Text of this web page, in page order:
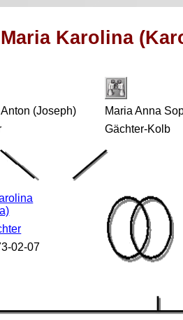
Karolina
(Joseph)
Maria Anna
Gächter-Kolb
02-07